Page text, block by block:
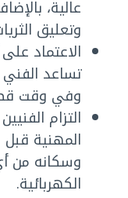
عالية،
وتعليق
الاعتماد
تساعد
وفي وقت
التزام
المهنية قبل
وسكانه من
الكهربائية.